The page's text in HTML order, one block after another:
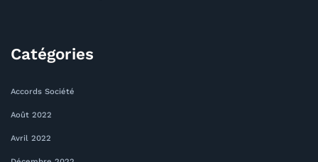
Catégories
Accords Société
Août 2022
Avril 2022